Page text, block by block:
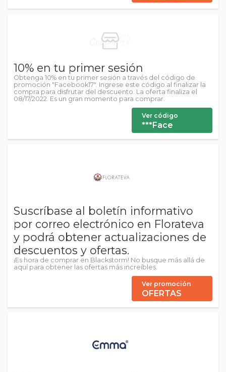
10% en tu primer sesión
Obtenga 10% en tu primer sesión a través del código de
promoción "Facebook17". Ingrese este código al finalizar la
compra para disfrutar del descuento. La oferta finaliza el
08/17/2022. Es un gran momento para comprar.
Ver código
***Face
Suscríbase al boletín informativo
por correo electrónico en Florateva
y podrá obtener actualizaciones de
descuentos y ofertas.
¡Es hora de comprar en Blackstorm! No busque más allá de
aquí para obtener las ofertas más increíbles.
Ver promoción
OFERTAS